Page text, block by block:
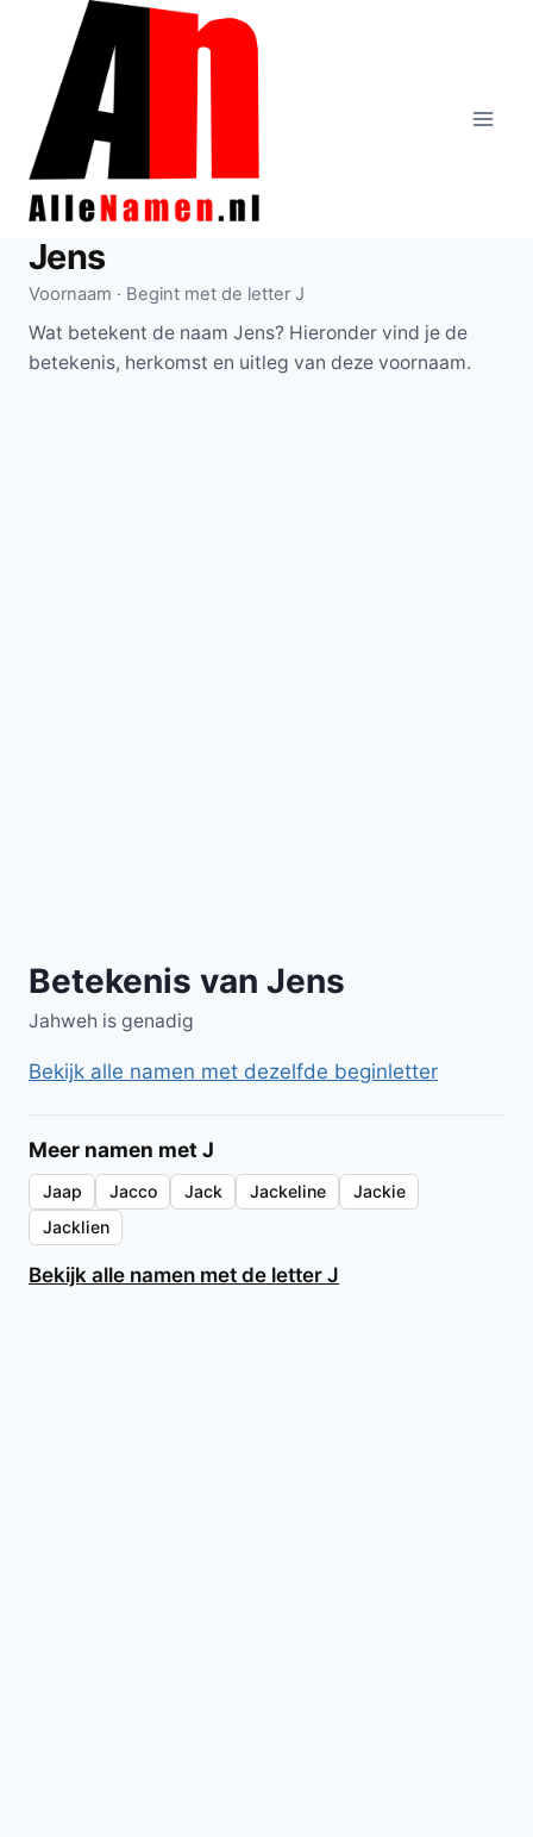
Doorgaan
inhoud
Jens
Voornaam · Begint met de letter J
Wat betekent de naam Jens? Hieronder vind je de
betekenis, herkomst en uitleg van deze voornaam.
Betekenis van Jens
Jahweh is genadig
Bekijk alle namen met dezelfde beginletter
Meer namen met J
Jaap Jacco Jack Jackeline
Jackie
Jacklien
Bekijk alle namen met de letter J